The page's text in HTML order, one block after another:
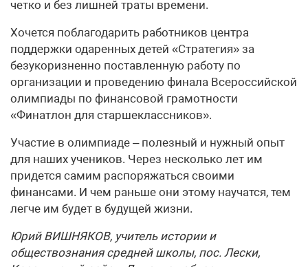
четко и без лишней траты времени.
Хочется поблагодарить работников центра
поддержки одаренных детей «Стратегия» за
безукоризненно поставленную работу по
организации и проведению финала Всероссийской
олимпиады по финансовой грамотности
«Финатлон для старшеклас­сников».
Участие в олимпиаде – полезный и нужный опыт
для наших учеников. Через несколько лет им
придется самим распоряжаться своими
финансами. И чем раньше они этому научатся, тем
легче им будет в будущей жизни.
Юрий ВИШНЯКОВ, учитель истории и
обществознания средней школы, пос. Лески,